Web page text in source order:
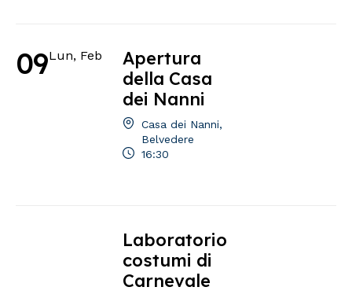
09Lun, Feb
Apertura
della Casa
dei Nanni
Casa dei Nanni,
Belvedere
16:30
Laboratorio
costumi di
Carnevale